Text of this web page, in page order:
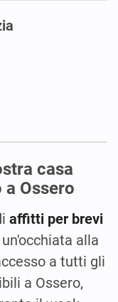
casa
Ossero
affitti per brevi
un'occhiata alla
a tutti gli
a Ossero,